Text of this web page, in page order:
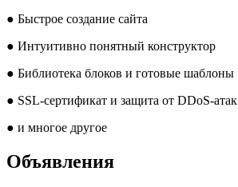
● Быстрое создание сайта
● Интуитивно понятный конструктор
● Библиотека блоков и готовые шаблоны
● SSL-сертификат и защита от DDoS-атак
● и многое другое
Объявления